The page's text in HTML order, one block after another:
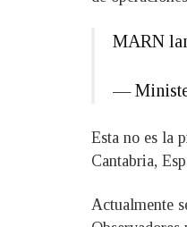
MARN
—
Esta no es la
Cantabria,
Actualmente